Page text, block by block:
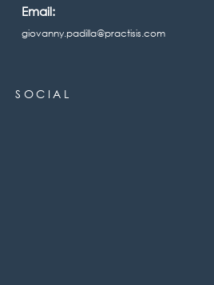
Email:
giovanny.padilla@practisis.com
SOCIAL